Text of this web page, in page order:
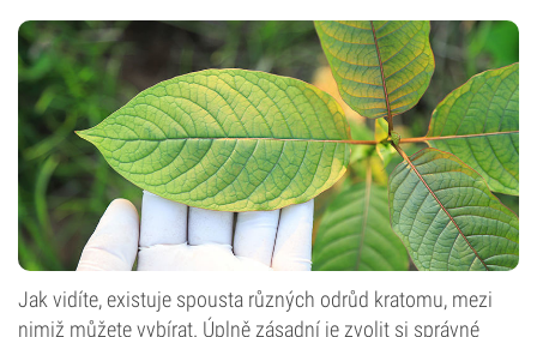
Jak vidíte, existuje spousta různých odrůd kratomu, mezi
nimiž můžete vybírat. Úplně zásadní je zvolit si správné